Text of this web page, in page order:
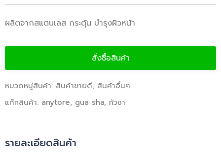
ผลิตจากสแตนเลส กระตุ้น บำรุงผิวหน้า
สั่งซื้อสินค้า
หมวดหมู่สินค้า: สินค้าขายดี, สินค้าอื่นๆ
แท็กสินค้า: anytore, gua sha, กัวซา
รายละเอียดสินค้า